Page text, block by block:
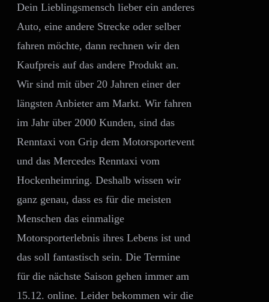
Dein Lieblingsmensch lieber ein anderes
Auto, eine andere Strecke oder selber
fahren möchte, dann rechnen wir den
Kaufpreis auf das andere Produkt an.
Wir sind mit über 20 Jahren einer der
längsten Anbieter am Markt. Wir fahren
im Jahr über 2000 Kunden, sind das
Renntaxi von Grip dem Motorsportevent
und das Mercedes Renntaxi vom
Hockenheimring. Deshalb wissen wir
ganz genau, dass es für die meisten
Menschen das einmalige
Motorsporterlebnis ihres Lebens ist und
das soll fantastisch sein. Die Termine
für die nächste Saison gehen immer am
15.12. online. Leider bekommen wir die